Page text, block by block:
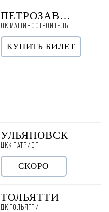
ПЕТРОЗАВОДСК
ДК МАШИНОСТРОИТЕЛЬ
КУПИТЬ БИЛЕТ
УЛЬЯНОВСК
ЦКК ПАТРИОТ
СКОРО
ТОЛЬЯТТИ
ДК ТОЛЬЯТТИ